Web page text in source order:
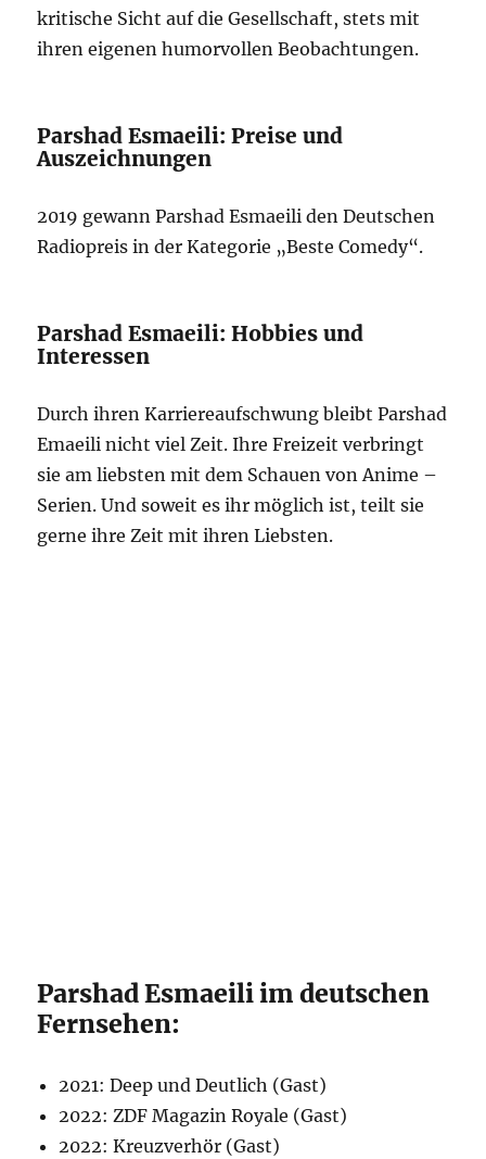
kritische Sicht auf die Gesellschaft, stets mit
ihren eigenen humorvollen Beobachtungen.
Parshad Esmaeili: Preise und
Auszeichnungen
2019 gewann Parshad Esmaeili den Deutschen
Radiopreis in der Kategorie „Beste Comedy“.
Parshad Esmaeili: Hobbies und
Interessen
Durch ihren Karriereaufschwung bleibt Parshad
Emaeili nicht viel Zeit. Ihre Freizeit verbringt
sie am liebsten mit dem Schauen von Anime –
Serien. Und soweit es ihr möglich ist, teilt sie
gerne ihre Zeit mit ihren Liebsten.
Parshad Esmaeili im deutschen
Fernsehen:
2021: Deep und Deutlich (Gast)
2022: ZDF Magazin Royale (Gast)
2022: Kreuzverhör (Gast)